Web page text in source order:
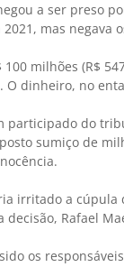
a ser preso
mas negava
milhões (R$
dinheiro, no
participado do
sumiço de
irritado a cúpula
Rafael
os